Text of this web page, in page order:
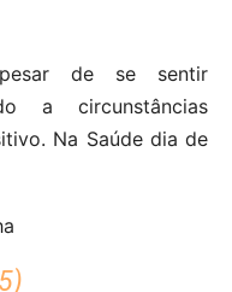
de se sentir
a circunstâncias
Na Saúde dia de